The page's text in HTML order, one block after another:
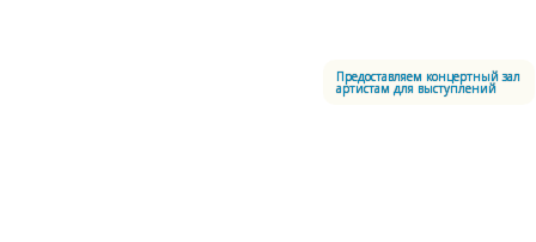
Предоставляем концертный зал
артистам для выступлений